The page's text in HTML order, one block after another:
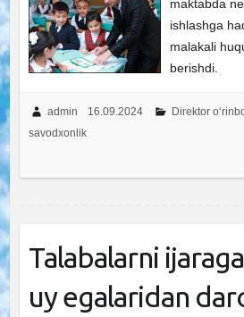
maktabda
ishlashga
malakali
berishdi.
admin 16.09.2024 Direktor
savodxonlik
Talabalarni
uy egalaridan